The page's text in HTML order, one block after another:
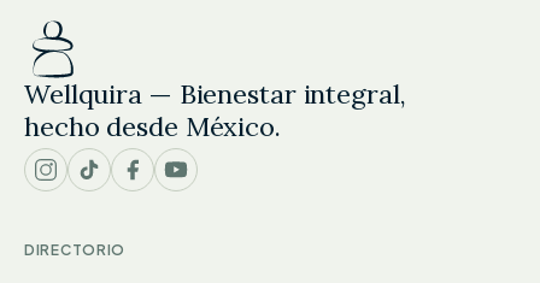
Wellquira — Bienestar integral,
hecho desde México.
DIRECTORIO